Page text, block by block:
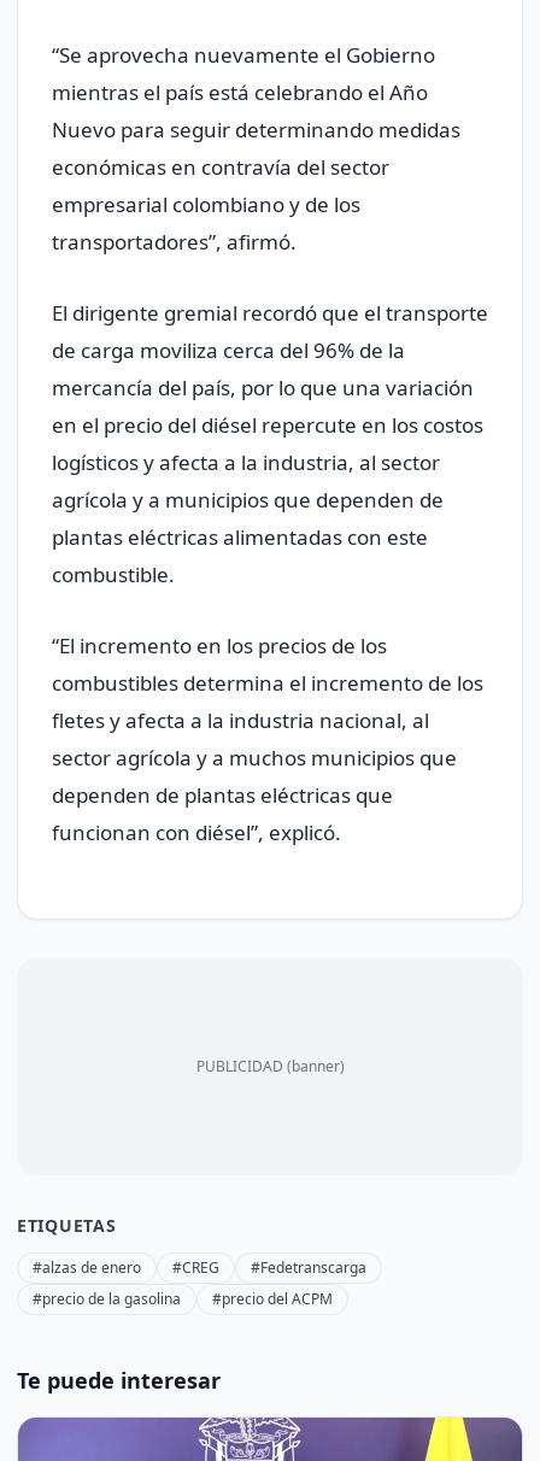
“Se aprovecha nuevamente el Gobierno
mientras el país está celebrando el Año
Nuevo para seguir determinando medidas
económicas en contravía del sector
empresarial colombiano y de los
transportadores”, afirmó.
El dirigente gremial recordó que el transporte
de carga moviliza cerca del 96% de la
mercancía del país, por lo que una variación
en el precio del diésel repercute en los costos
logísticos y afecta a la industria, al sector
agrícola y a municipios que dependen de
plantas eléctricas alimentadas con este
combustible.
“El incremento en los precios de los
combustibles determina el incremento de los
fletes y afecta a la industria nacional, al
sector agrícola y a muchos municipios que
dependen de plantas eléctricas que
funcionan con diésel”, explicó.
PUBLICIDAD (banner)
ETIQUETAS
#alzas de enero #CREG
#Fedetranscarga
#precio de la gasolina
#precio del ACPM
Te puede interesar